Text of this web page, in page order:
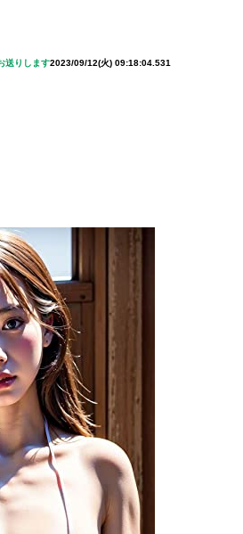
送りします2023/09/12(火) 09:18:04.531